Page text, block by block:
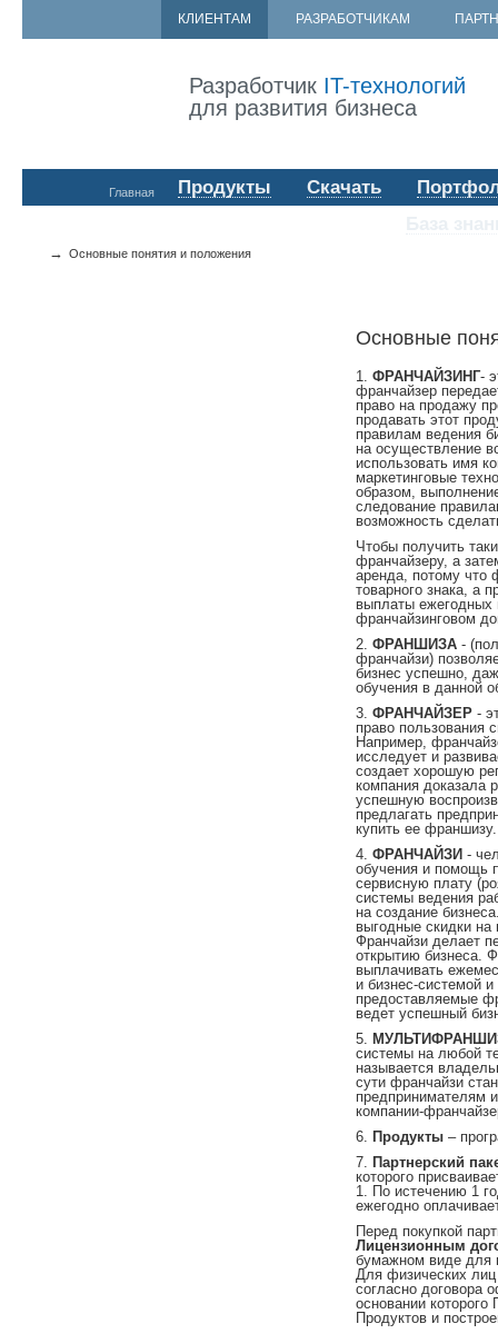
КЛИЕНТАМ РАЗРАБОТЧИКАМ
Разработчик IT-технологий
для развития бизнеса
Главная Продукты Скачать
→ Основные понятия и положения
Основные
1. ФРАНЧАЙЗИНГ-
франчайзер
право на продажу
продавать этот
правилам ведения
на осуществление
использовать имя
маркетинговые
образом,
следование
возможность
Чтобы получить
франчайзеру, а
аренда, потому что
товарного знака, а
выплаты ежегодных
франчайзинговом
2. ФРАНШИЗА -
франчайзи)
бизнес успешно,
обучения в данной
3. ФРАНЧАЙЗЕР -
право пользования
Например,
исследует и
создает хорошую
компания доказала
успешную
предлагать
купить ее франшизу.
4. ФРАНЧАЙЗИ -
обучения и помощь
сервисную плату
системы ведения
на создание
выгодные скидки
Франчайзи делает
открытию бизнеса.
выплачивать
и бизнес-системой
предоставляемые
ведет успешный
5.
системы на любой
называется
сути франчайзи
предпринимателям
компании-
6. Продукты –
7. Партнерский
которого
1. По истечению 1
ежегодно
Перед покупкой
Лицензионным
бумажном виде для
Для физических
согласно договора
основании которого
Продуктов и